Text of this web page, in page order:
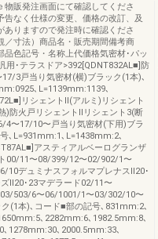
物販発注画面にて確認してくださ
告なく仕様の変更、価格の改訂、及
ありますので発注時に確認くださ
／寸法）商品名・販売期間備考商
品色記号・名称上代価格気密材･パッ
用･テラスドア>392[QDNT832AL■]防
3戸当り気密材(横)ブラック(1本)､
､L=1139mm:1139､
リシェントⅡ(アルミ)リシェント
)防火戸リシェントⅡリシェント3(断
〜17/10〜戸当り気密材(下用)ブラ
､L=931mm:1､L=1438mm:2､
アスティアルベーログランザ
00/11〜08/399/12〜02/902/1〜
10デュミナスフォルマプレナスⅡ20･
Ⅱ20･23マデラード02/11〜
503/6〜06/1001/1〜03/302/10〜
(1本)､コード■部の記号､831mm:2､
､2282mm:6､1982.5mm:8､
1278mm:30､2000.5mm:33､